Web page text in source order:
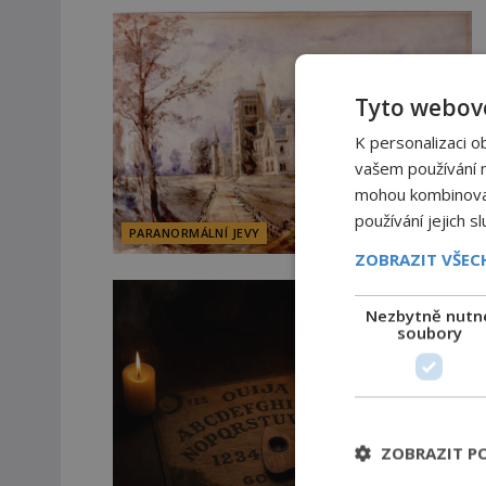
PARANORMÁLNÍ JEVY
Tyto
K personalizaci
vašem používání
mohou
používání jejich
ZOBRAZIT
Nezbytně
soubory
ZOBRAZIT